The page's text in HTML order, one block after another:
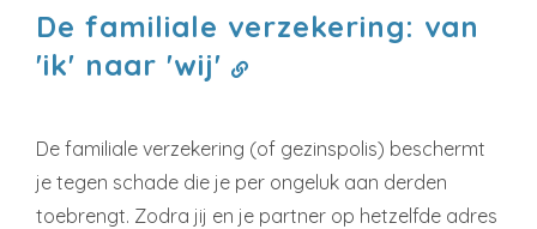
De familiale verzekering: van
'ik' naar 'wij'
De familiale verzekering (of gezinspolis) beschermt
je tegen schade die je per ongeluk aan derden
toebrengt. Zodra jij en je partner op hetzelfde adres